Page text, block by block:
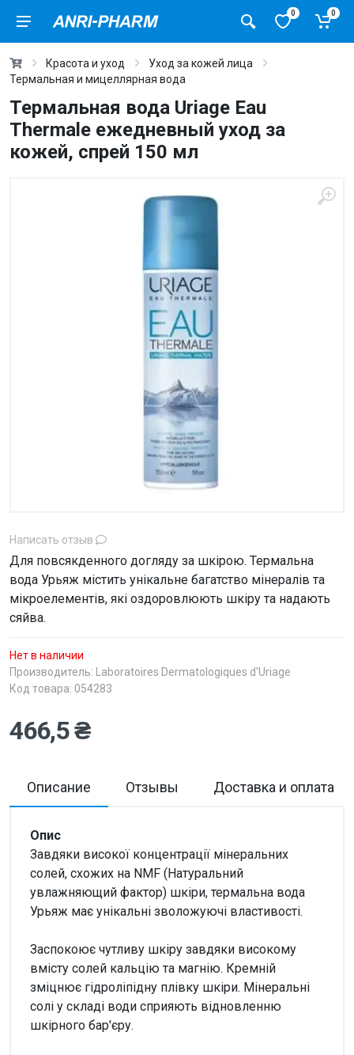
0 0
Красота и уход
Уход за кожей лица
Термальная и мицеллярная вода
Термальная вода Uriage Eau
Thermale ежедневный уход за
кожей, спрей 150 мл
Написать отзыв
Для повсякденного догляду за шкірою. Термальна
вода Урьяж містить унікальне багатство мінералів та
мікроелементів, які оздоровлюють шкіру та надають
сяйва.
Нет в наличии
Производитель:
Laboratoires Dermatologiques d'Uriage
Код товара: 054283
466,5 ₴
Описание Отзывы Доставка и оплата
Опис
Завдяки високої концентрації мінеральних
солей, схожих на NMF (Натуральний
увлажняющий фактор) шкіри, термальна вода
Урьяж має унікальні зволожуючі властивості.
Заспокоює чутливу шкіру завдяки високому
вмісту солей кальцію та магнію. Кремній
зміцнює гідроліпідну плівку шкіри. Мінеральні
солі у складі води сприяють відновленню
шкірного бар'єру.